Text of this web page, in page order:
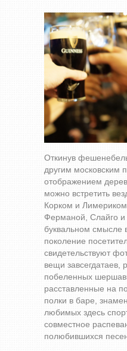
Откинув
другим московским
отображением
можно встретить
Корком и
Ферманой, Слайго и
буквальном смысле
поколение
свидетельствуют
вещи завсегдатаев,
побеленных
расставленные на
полки в баре,
любимых здесь
совместное
полюбившихся